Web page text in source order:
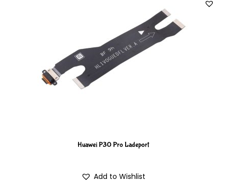
Huawei P30 Pro Ladeport
Add to Wishlist